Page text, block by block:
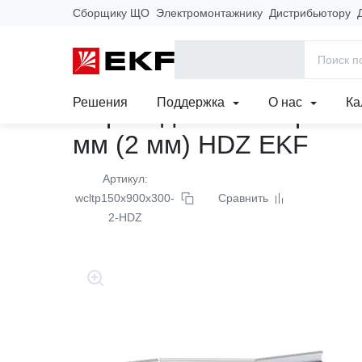
Сборщику ЩО Электромонтажнику Дистрибьютору
Решения Поддержка О нас
Главная
Аксессуары для усиленного лестничного лотка M-Line Plus
Переходник по ширине
мм (2 мм) HDZ EKF
Артикул:
wcltp150x900x300-
2-HDZ
Сравнить